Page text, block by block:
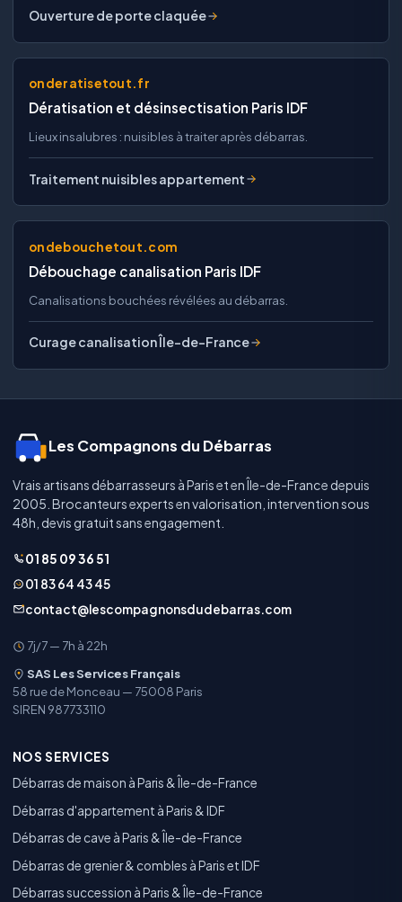
Ouverture de porte claquée
onderatisetout.fr
Dératisation et désinsectisation Paris IDF
Lieux insalubres : nuisibles à traiter après débarras.
Traitement nuisibles appartement
ondebouchetout.com
Débouchage canalisation Paris IDF
Canalisations bouchées révélées au débarras.
Curage canalisation Île-de-France
Les Compagnons du Débarras
Vrais artisans débarrasseurs à Paris et en Île-de-France depuis
2005. Brocanteurs experts en valorisation, intervention sous
48h, devis gratuit sans engagement.
01 85 09 36 51
01 83 64 43 45
contact@lescompagnonsdudebarras.com
7j/7 — 7h à 22h
SAS Les Services Français
58 rue de Monceau — 75008 Paris
SIREN 987733110
NOS SERVICES
Débarras de maison à Paris & Île-de-France
Débarras d'appartement à Paris & IDF
Débarras de cave à Paris & Île-de-France
Débarras de grenier & combles à Paris et IDF
Débarras succession à Paris & Île-de-France